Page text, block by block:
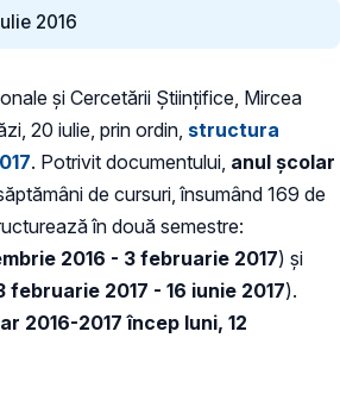
2016
şi Cercetării Ştiinţifice, Mircea
20 iulie, prin ordin, structura
. Potrivit documentului, anul şcolar
de cursuri, însumând 169 de
în două semestre:
2016 - 3 februarie 2017) şi
februarie 2017 - 16 iunie 2017).
2016-2017 încep luni, 12